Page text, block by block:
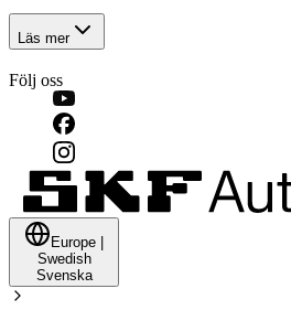
Läs mer
Följ oss
Europe
Swedish
Svenska